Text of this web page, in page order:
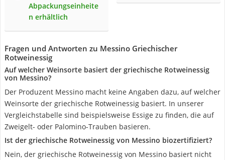
Abpackungseinheite
n erhältlich
Fragen und Antworten zu Messino Griechischer
Rotweinessig
Auf welcher Weinsorte basiert der griechische Rotweinessig
von Messino?
Der Produzent Messino macht keine Angaben dazu, auf welcher
Weinsorte der griechische Rotweinessig basiert. In unserer
Vergleichstabelle sind beispielsweise Essige zu finden, die auf
Zweigelt- oder Palomino-Trauben basieren.
Ist der griechische Rotweinessig von Messino biozertifiziert?
Nein, der griechische Rotweinessig von Messino basiert nicht